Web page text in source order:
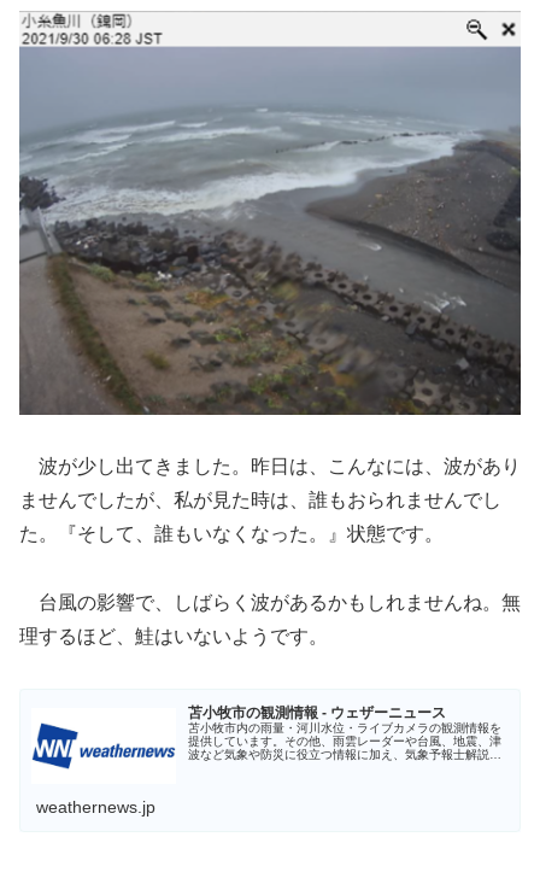
波が少し出てきました。昨日は、こんなには、波があり
ませんでしたが、私が見た時は、誰もおられませんでし
た。『そして、誰もいなくなった。』状態です。
台風の影響で、しばらく波があるかもしれませんね。無
理するほど、鮭はいないようです。
苫小牧市の観測情報 - ウェザーニュース
苫小牧市内の雨量・河川水位・ライブカメラの観測情報を
提供しています。その他、雨雲レーダーや台風、地震、津
波など気象や防災に役立つ情報に加え、気象予報士解説の
weathernews.jp